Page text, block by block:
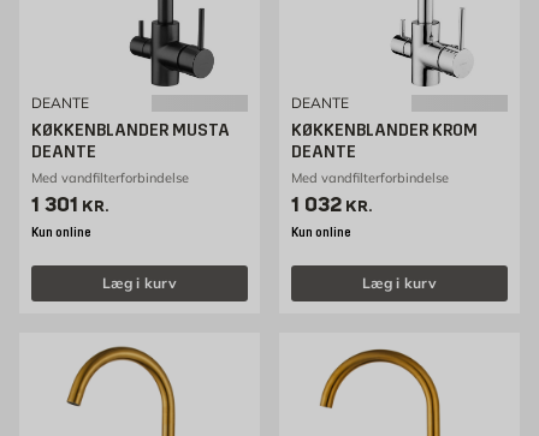
DEANTE
KØKKENBLANDER MUSTA
DEANTE
Med vandfilterforbindelse
Pris 1301 kr. /stk
1 301 KR.
Kun online
Læg i kurv
DEANTE
KØKKENBLANDER KROM
DEANTE
Med vandfilterforbindelse
Pris 1032 kr. /stk
1 032 KR.
Kun online
Læg i kurv